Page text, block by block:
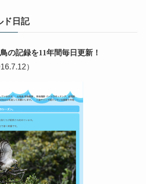
ド日記
の記録を11年間毎日更新！
）